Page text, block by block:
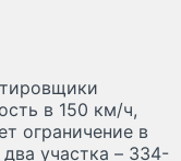
в 150 км/ч,
ограничение в
участка – 334-